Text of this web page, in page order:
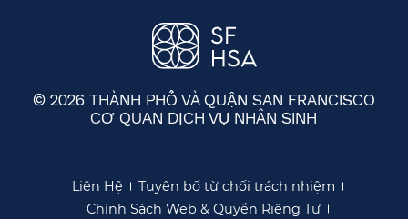
© 2026 THÀNH PHỐ VÀ QUẬN SAN FRANCISCO
CƠ QUAN DỊCH VỤ NHÂN SINH
Liên Hệ​​
Tuyên bố từ chối trách nhiệm​​
Chính Sách Web & Quyền Riêng Tư​​